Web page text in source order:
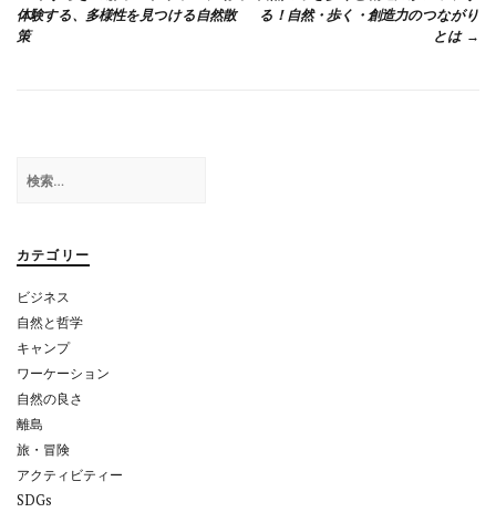
k
稿
ナ
ー
シ
ン
体験する、多様性を見つける自然散
策
る！自然・歩く・創造力のつながり
とは
索:
カテゴリー
ビジネス
自然と哲学
キャンプ
ワーケーション
自然の良さ
離島
旅・冒険
アクティビティー
SDGs